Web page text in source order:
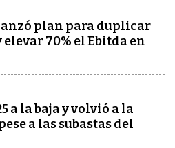
plan para duplicar
70% el Ebitda en
a la baja y volvió a la
a las subastas del